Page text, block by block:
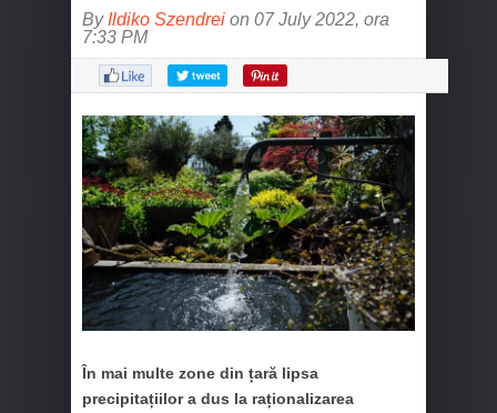
By Ildiko Szendrei on 07 July 2022, ora
7:33 PM
În mai multe zone din țară lipsa
precipitațiilor a dus la raționalizarea